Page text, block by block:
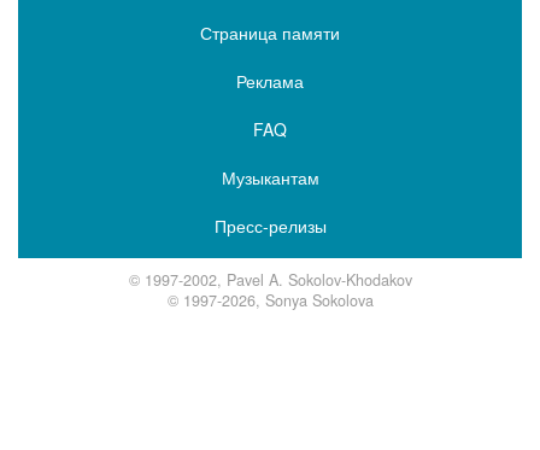
Страница памяти
Реклама
FAQ
Музыкантам
Пресс-релизы
© 1997-2002, Pavel A. Sokolov-Khodakov
© 1997-2026, Sonya Sokolova